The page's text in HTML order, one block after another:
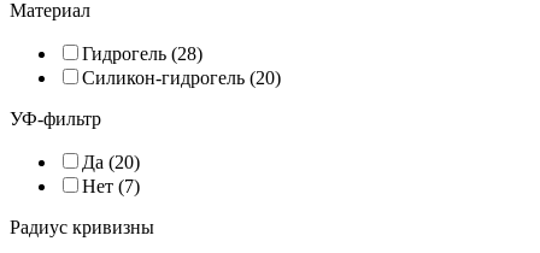
Материал
Гидрогель (28)
Силикон-гидрогель (20)
УФ-фильтр
Да (20)
Нет (7)
Радиус кривизны